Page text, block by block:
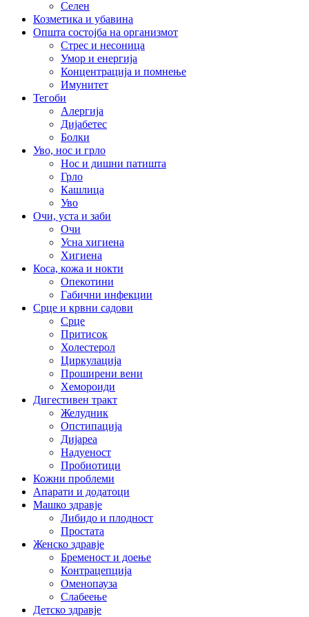
Селен
Козметика и убавина
Општа состојба на организмот
Стрес и несоница
Умор и енергија
Концентрација и помнење
Имунитет
Тегоби
Алергија
Дијабетес
Болки
Уво, нос и грло
Нос и дишни патишта
Грло
Кашлица
Уво
Очи, уста и заби
Очи
Усна хигиена
Хигиена
Коса, кожа и нокти
Опекотини
Габични инфекции
Срце и крвни садови
Срце
Притисок
Холестерол
Циркулација
Проширени вени
Хемороиди
Дигестивен тракт
Желудник
Опстипација
Дијареа
Надуеност
Пробиотици
Кожни проблеми
Апарати и додатоци
Машко здравје
Либидо и плодност
Простата
Женско здравје
Бременост и доење
Контрацепција
Оменопауза
Слабеење
Детско здравје